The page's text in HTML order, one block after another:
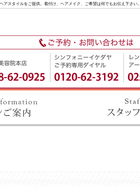
スタイルをご提供。着付け、ヘアメイク、ご希望は何でもお伝え下さい。